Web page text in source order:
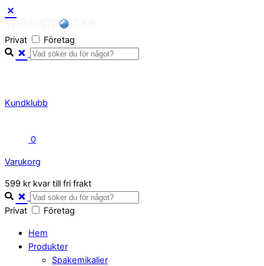
to
content
Privat Företag
Kundklubb
0
Varukorg
Close
Cart
599 kr kvar till fri frakt
Privat Företag
Hem
Produkter
Spakemikalier